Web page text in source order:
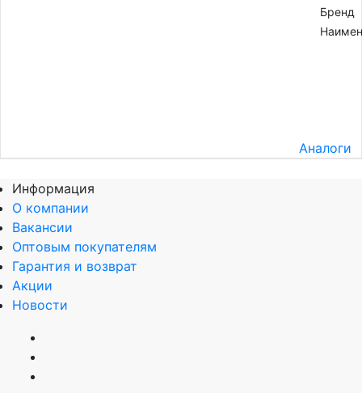
Бренд
Аналоги
Информация
О компании
Вакансии
Оптовым покупателям
Гарантия и возврат
Акции
Новости